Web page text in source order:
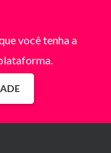
você tenha a